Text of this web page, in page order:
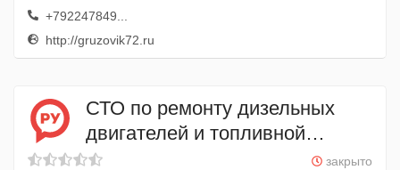
+792247849...
http://gruzovik72.ru
СТО по ремонту дизельных
двигателей и топливной
аппаратуры Лидер-Сервисзакрыто